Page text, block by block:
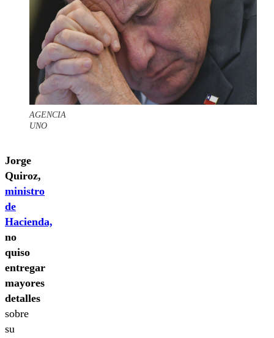
AGENCIA
UNO
Jorge
Quiroz,
ministro
de
Hacienda,
no
quiso
entregar
mayores
detalles
sobre
su